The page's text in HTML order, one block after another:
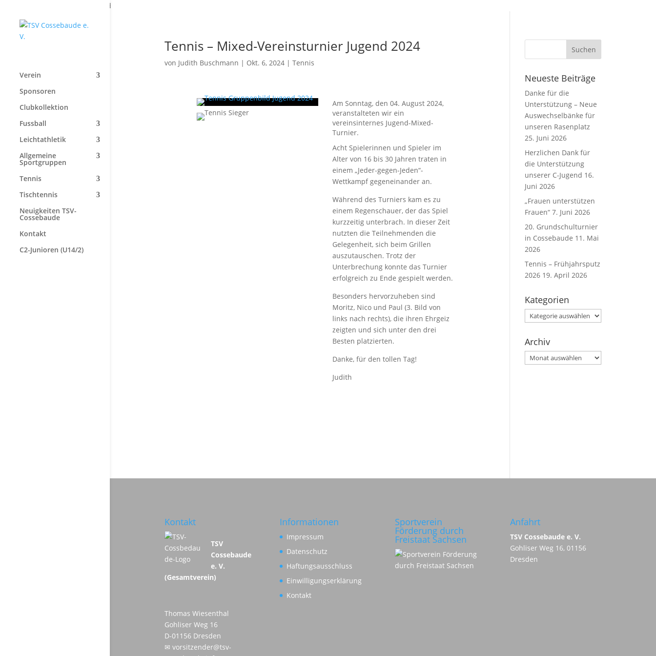
Jugend
Verein
Sponsoren
Clubkollektion
Fussball
Leichtathletik
Allgemeine
Sportgruppen
Tennis
Tischtennis
Neuigkeiten TSV-
Cossebaude
Kontakt
C2-Junioren (U14/2)
Tennis – Mixed-Vereinsturnier Jugend 2024
von Judith Buschmann | Okt. 6, 2024 | Tennis
Am Sonntag, den 04. August 2024,
veranstalteten wir ein
vereinsinternes Jugend-Mixed-
Turnier.
Acht Spielerinnen und Spieler im
Alter von 16 bis 30 Jahren traten in
einem „Jeder-gegen-Jeden“-
Wettkampf gegeneinander an.
Während des Turniers kam es zu
einem Regenschauer, der das Spiel
kurzzeitig unterbrach. In dieser Zeit
nutzten die Teilnehmenden die
Gelegenheit, sich beim Grillen
auszutauschen. Trotz der
Unterbrechung konnte das Turnier
erfolgreich zu Ende gespielt werden.
Besonders hervorzuheben sind
Moritz, Nico und Paul (3. Bild von
links nach rechts), die ihren Ehrgeiz
zeigten und sich unter den drei
Besten platzierten.
Danke, für den tollen Tag!
Judith
Neueste Beiträge
Danke für die
Unterstützung – Neue
Auswechselbänke für
unseren Rasenplatz
25. Juni 2026
Herzlichen Dank für
die Unterstützung
unserer C-Jugend 16.
Juni 2026
„Frauen unterstützen
Frauen“ 7. Juni 2026
20. Grundschulturnier
in Cossebaude 11. Mai
2026
Tennis – Frühjahrsputz
2026 19. April 2026
Kategorien
Kategorien
Archiv
Archiv
Kontakt
TSV
Cossebaude
e. V.
(Gesamtverein)
Thomas Wiesenthal
Gohliser Weg 16
D-01156 Dresden
✉ vorsitzender@tsv-
Informationen
Impressum
Datenschutz
Haftungsausschluss
Einwilligungserklärung
Kontakt
Sportverein
Förderung durch
Freistaat Sachsen
Anfahrt
TSV Cossebaude e. V.
Gohliser Weg 16, 01156
Dresden